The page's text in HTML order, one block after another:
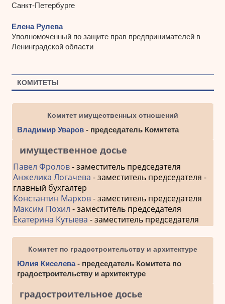
Санкт-Петербурге
Елена Рулева
Уполномоченный по защите прав предпринимателей в
Ленинградской области
КОМИТЕТЫ
Комитет имущественных отношений
Владимир Уваров- председатель Комитета
имущественное досье
Павел Фролов- заместитель председателя
Анжелика Логачева - заместитель председателя -
главный бухгалтер
Константин Марков- заместитель председателя
Максим Похил - заместитель председателя
Екатерина Кутыева - заместитель председателя
Комитет по градостроительству и архитектуре
Юлия Киселева- председатель Комитета по
градостроительству и архитектуре
градостроительное досье